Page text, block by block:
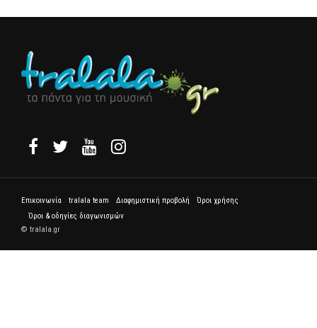
Επικοινωνία tralala team Διαφημιστική προβολή
Όροι χρήσης
Όροι & οδηγίες διαγωνισμών
© tralala.gr